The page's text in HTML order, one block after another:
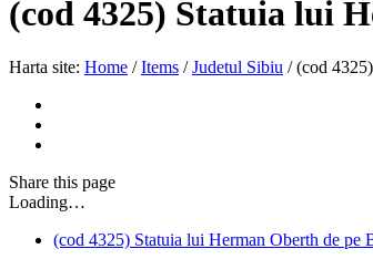
(cod 4325) Statuia lui
Harta site: Home / Items / Judetul Sibiu / (cod
Share this page
Loading…
(cod 4325) Statuia lui Herman Oberth de pe